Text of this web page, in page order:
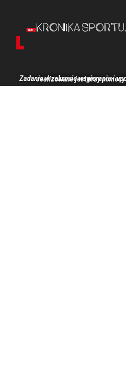
Zadanie w zakresie wspierania i upowszechniania kultury